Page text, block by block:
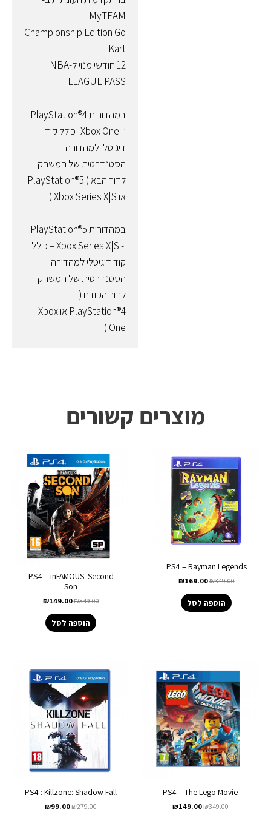
MyTEAM
Championship Edition Go
Kart
12 חודשי מנוי ל-NBA
LEAGUE PASS
במהדורות PlayStation®4
ו- Xbox One- כולל קוד
דיגיטלי למהדורה
הסטנדרטית של המשחק
לדור הבא ( PlayStation®5
או Xbox Series X|S )
במהדורות PlayStation®5
ו- Xbox Series X|S – כולל
קוד דיגיטלי למהדורה
הסטנדרטית של המשחק
לדור הקודם (
PlayStation®4 או Xbox
One )
מוצרים קשורים
PS4 – Rayman Legends
₪349.00
₪169.00
הוספה לסל
PS4 – inFAMOUS: Second
Son
₪349.00
₪149.00
הוספה לסל
PS4 – The Lego Movie
₪349.00
₪149.00
PS4 : Killzone: Shadow Fall
₪279.00
₪99.00